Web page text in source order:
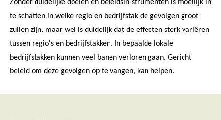
Zonder duidelijke doelen en beleidsin-strumenten is moeilijk in
te schatten in welke regio en bedrijfstak de gevolgen groot
zullen zijn, maar wel is duidelijk dat de effecten sterk variëren
tussen regio's en bedrijfstakken. In bepaalde lokale
bedrijfstakken kunnen veel banen verloren gaan. Gericht
beleid om deze gevolgen op te vangen, kan helpen.